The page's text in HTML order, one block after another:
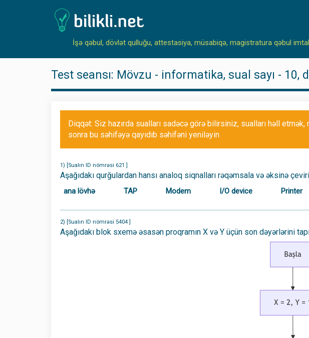
İşə qəbul, dövlət qulluğu, attestasiya, müsabiqə, magistratura qəbul
Test seansı: Mövzu - informatika, sual sayı - 10,
Diqqət: Siz hazırda sualları sadəcə görə bilirsiniz, sualları həll etmək,
sonra bu səhifəyə qayıdıb səhifəni yeniləyin
1) [Sualın ID nömrəsi 621 ]
Aşağıdakı qurğulardan hansı analoq siqnalları rəqəmsala və əksinə
ana lövhə TAP Modem I/O device Printer
2) [Sualın ID nömrəsi 5404 ]
Aşağıdakı blok sxemə əsasən proqramın X və Y üçün son dəyərlərini